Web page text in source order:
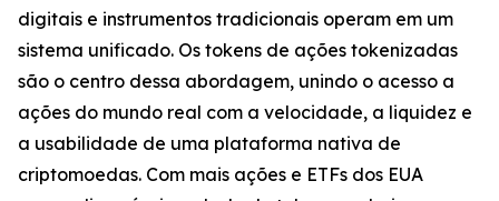
digitais e instrumentos tradicionais operam em um
sistema unificado. Os tokens de ações tokenizadas
são o centro dessa abordagem, unindo o acesso a
ações do mundo real com a velocidade, a liquidez e
a usabilidade de uma plataforma nativa de
criptomoedas. Com mais ações e ETFs dos EUA